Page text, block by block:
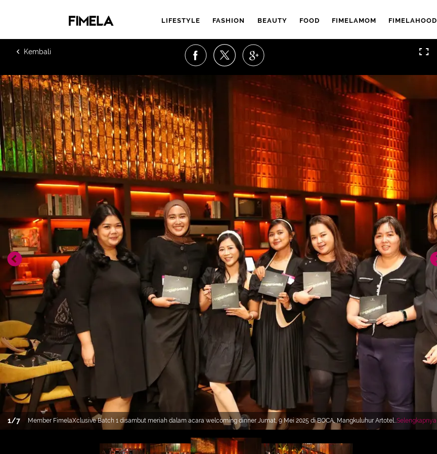
LIFESTYLE FASHION BEAUTY FOOD FIMELAMOM FIMELAHOOD
1/7
Member FimelaXclusive Batch 1 disambut meriah dalam acara welcoming dinner Jumat, 9 Mei 2025 di BOCA, Mangkuluhur Artotel
Suite Jakarta. Copyright Fimela/Adrian Putra
Selengkapnya